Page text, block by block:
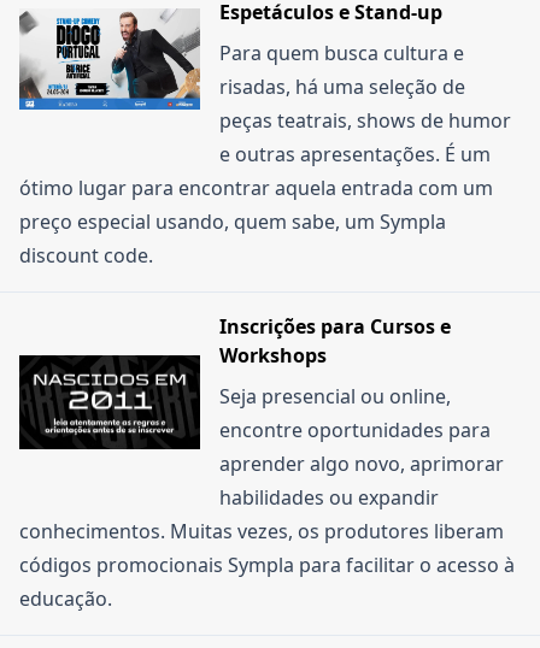
Espetáculos e Stand-up
Para quem busca cultura e
risadas, há uma seleção de
peças teatrais, shows de humor
e outras apresentações. É um
ótimo lugar para encontrar aquela entrada com um
preço especial usando, quem sabe, um Sympla
discount code.
Inscrições para Cursos e
Workshops
Seja presencial ou online,
encontre oportunidades para
aprender algo novo, aprimorar
habilidades ou expandir
conhecimentos. Muitas vezes, os produtores liberam
códigos promocionais Sympla para facilitar o acesso à
educação.